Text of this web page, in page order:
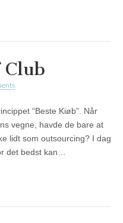
“Beste Kiøb”. Når
vegne, havde de bare at
lidt som outsourcing? I dag
det bedst kan…